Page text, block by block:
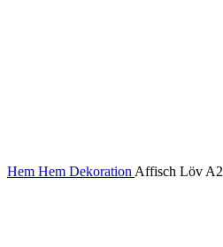
Hem Hem Dekoration Affisch Löv A2